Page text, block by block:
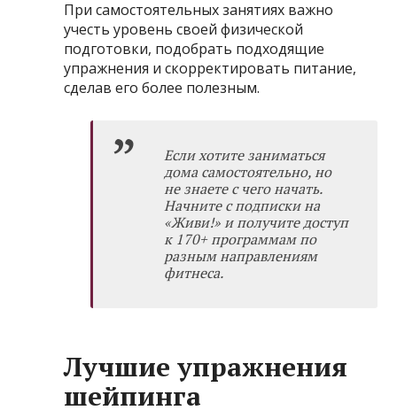
При самостоятельных занятиях важно
учесть уровень своей физической
подготовки, подобрать подходящие
упражнения и скорректировать питание,
сделав его более полезным.
Если хотите заниматься
дома самостоятельно, но
не знаете с чего начать.
Начните сподписки на
«Живи!»и получите доступ
к 170+ программам по
разным направлениям
фитнеса.
Лучшие упражнения
шейпинга